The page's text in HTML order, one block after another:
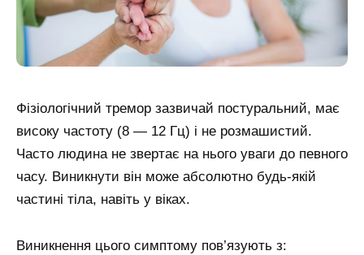
Фізіологічний тремор зазвичай постуральний, має
високу частоту (8 — 12 Гц) і не розмашистий.
Часто людина не звертає на нього уваги до певного
часу. Виникнути він може абсолютно будь-якій
частині тіла, навіть у віках.
Виникнення цього симптому пов’язують з: